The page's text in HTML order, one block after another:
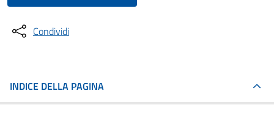
Condividi
INDICE DELLA PAGINA